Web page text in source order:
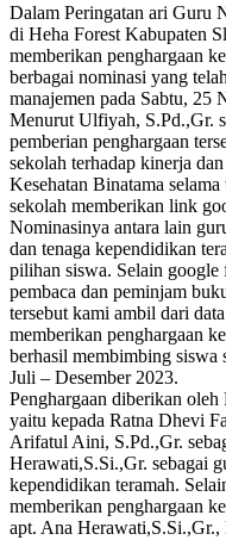
Dalam Peringatan ari Guru
di Heha Forest Kabupaten
memberikan penghargaan
berbagai nominasi yang
manajemen pada Sabtu, 25
Menurut Ulfiyah, S.Pd.,Gr.
pemberian penghargaan
sekolah terhadap kinerja
Kesehatan Binatama
sekolah memberikan link
Nominasinya antara lain
dan tenaga kependidikan
pilihan siswa. Selain google
pembaca dan peminjam
tersebut kami ambil dari
memberikan penghargaan
berhasil membimbing siswa
Juli – Desember 2023.
Penghargaan diberikan
yaitu kepada Ratna Dhevi
Arifatul Aini, S.Pd.,Gr.
Herawati,S.Si.,Gr. sebagai
kependidikan teramah.
memberikan penghargaan
apt. Ana